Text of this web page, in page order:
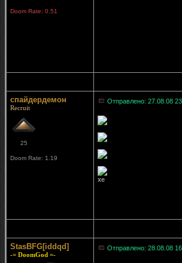
Doom Rate: 0.51
спайдердемон
Recruit
25
Doom Rate: 1.19
Отправлено: 27.08.08
хе
StasBFG[iddqd]
-= DoomGod =-
Отправлено: 28.08.08